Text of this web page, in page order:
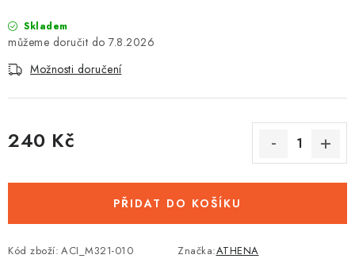
Skladem
7.8.2026
Možnosti doručení
240 Kč
PŘIDAT DO KOŠÍKU
Kód zboží: ACI_M321-010 Značka:ATHENA